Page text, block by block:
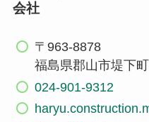
会社
〒963-8878
福島県郡山市堤下
024-901-9312